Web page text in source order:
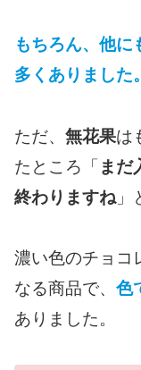
もちろん、他に
多くありました。
ただ、 無花果は
たところ「 まだ
終わりますね 」
濃い色のチョコ
なる商品で、 色
ありました。